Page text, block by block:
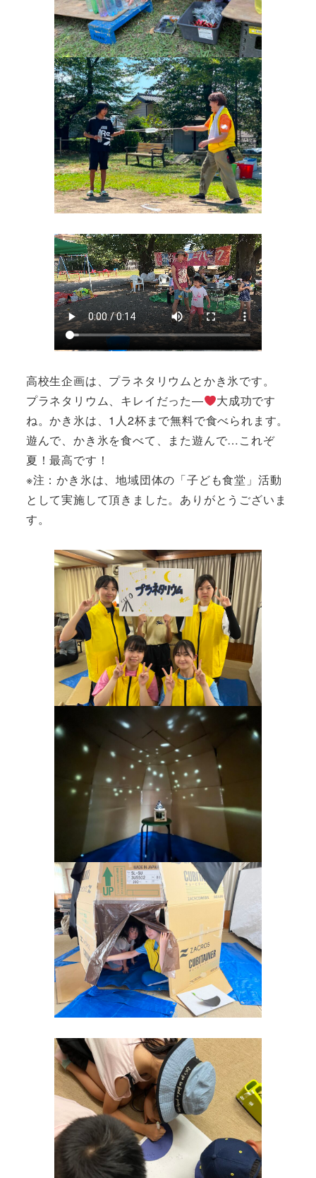
高校生企画は、プラネタリウムとかき氷です。
プラネタリウム、キレイだった―
大成功です
ね。かき氷は、1人2杯まで無料で食べられます。
遊んで、かき氷を食べて、また遊んで…これぞ
夏！最高です！
※注：かき氷は、地域団体の「子ども食堂」活動
として実施して頂きました。ありがとうございま
す。